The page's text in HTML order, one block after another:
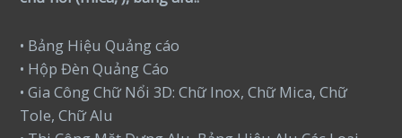
• Bảng Hiệu Quảng cáo
• Hộp Đèn Quảng Cáo
• Gia Công Chữ Nổi 3D: Chữ Inox, Chữ Mica, Chữ
Tole, Chữ Alu